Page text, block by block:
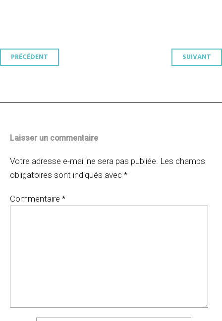
Navigation
PRÉCÉDENT SUIVANT
Laisser un commentaire
Votre adresse e-mail ne sera pas publiée. Les champs
obligatoires sont indiqués avec *
Commentaire *